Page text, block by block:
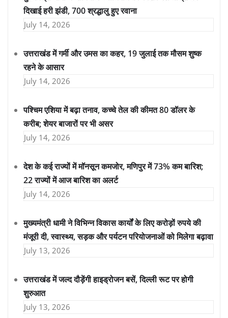
दिखाई हरी झंडी, 700 श्रद्धालु हुए रवाना
July 14, 2026
उत्तराखंड में गर्मी और उमस का कहर, 19 जुलाई तक मौसम शुष्क
रहने के आसार
July 14, 2026
पश्चिम एशिया में बढ़ा तनाव, कच्चे तेल की कीमत 80 डॉलर के
करीब; शेयर बाजारों पर भी असर
July 14, 2026
देश के कई राज्यों में मॉनसून कमजोर, मणिपुर में 73% कम बारिश;
22 राज्यों में आज बारिश का अलर्ट
July 14, 2026
मुख्यमंत्री धामी ने विभिन्न विकास कार्यों के लिए करोड़ों रुपये की
मंजूरी दी, स्वास्थ्य, सड़क और पर्यटन परियोजनाओं को मिलेगा बढ़ावा
July 13, 2026
उत्तराखंड में जल्द दौड़ेंगी हाइड्रोजन बसें, दिल्ली रूट पर होगी
शुरुआत
July 13, 2026